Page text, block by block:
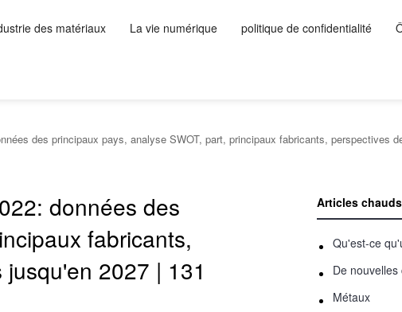
des matériaux La vie numérique politique de confidentialité
des principaux pays, analyse SWOT, part, principaux fabricants, perspectives
données des
fabricants,
2027 | 131
Articles chauds
Qu'est-ce
Métaux